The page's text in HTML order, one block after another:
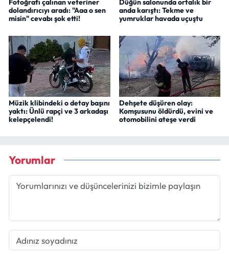
Fotoğrafı çalınan veteriner
dolandırıcıyı aradı: "Aaa o sen
misin" cevabı şok etti!
Düğün salonunda ortalık bir
anda karıştı: Tekme ve
yumruklar havada uçuştu
Müzik klibindeki o detay başını
yaktı: Ünlü rapçi ve 3 arkadaşı
kelepçelendi!
Dehşete düşüren olay:
Komşusunu öldürdü, evini ve
otomobilini ateşe verdi
Yorumlar